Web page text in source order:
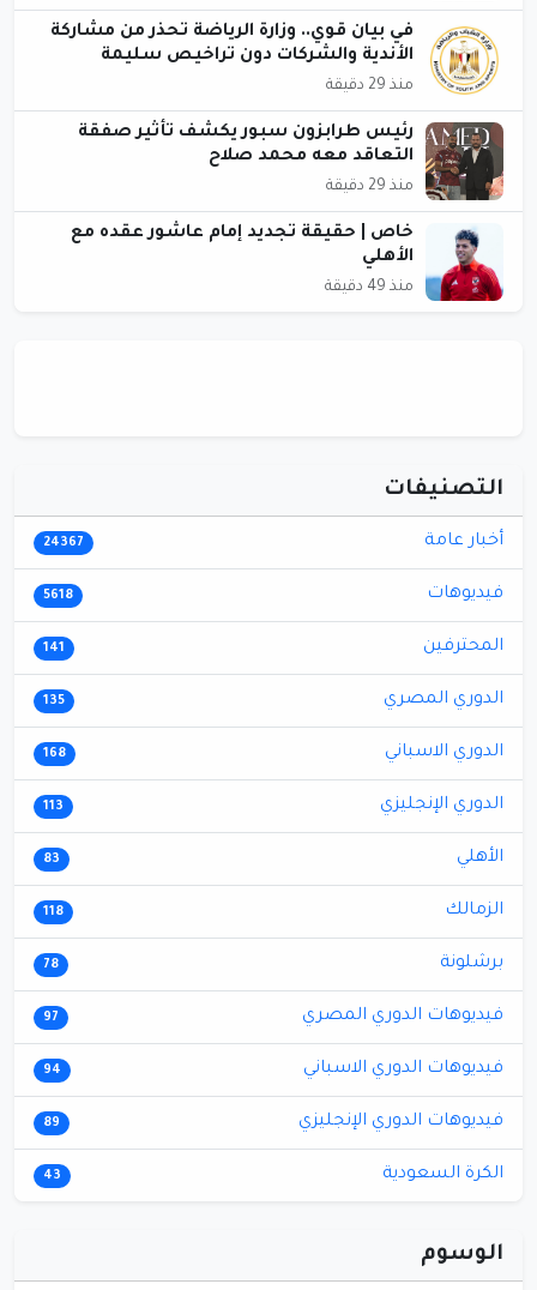
في بيان قوي.. وزارة الرياضة تحذر من مشاركة
الأندية والشركات دون تراخيص سليمة
منذ 29 دقيقة
رئيس طرابزون سبور يكشف تأثير صفقة
التعاقد معه محمد صلاح
منذ 29 دقيقة
خاص | حقيقة تجديد إمام عاشور عقده مع
الأهلي
منذ 49 دقيقة
التصنيفات
أخبار عامة 24367
فيديوهات 5618
المحترفين 141
الدوري المصري 135
الدوري الاسباني 168
الدوري الإنجليزي 113
الأهلي 83
الزمالك 118
برشلونة 78
فيديوهات الدوري المصري 97
فيديوهات الدوري الاسباني 94
فيديوهات الدوري الإنجليزي 89
الكرة السعودية 43
الوسوم